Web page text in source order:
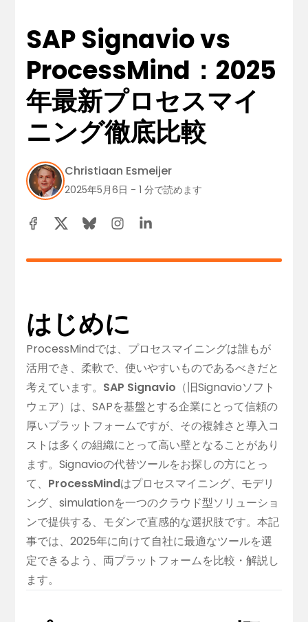
SAP Signavio vs
ProcessMind：2025
年最新プロセスマイ
ニング徹底比較
Christiaan Esmeijer
2025年5月6日 - 1 分で読めます
はじめに
ProcessMindでは、プロセスマイニングは誰もが
活用でき、柔軟で、使いやすいものであるべきだと
考えています。 SAP Signavio （旧Signavioソフト
ウェア）は、SAPを基盤とする企業にとって信頼の
厚いプラットフォームですが、その複雑さと導入コ
ストは多くの組織にとって高い壁となることがあり
ます。Signavioの代替ツールをお探しの方にとっ
て、 ProcessMindはプロセスマイニング、モデリ
ング、simulationを一つのクラウド型ソリューショ
ンで提供する、モダンで直感的な選択肢です。本記
事では、2025年に向けて自社に最適なツールを選
定できるよう、両プラットフォームを比較・解説し
ます。